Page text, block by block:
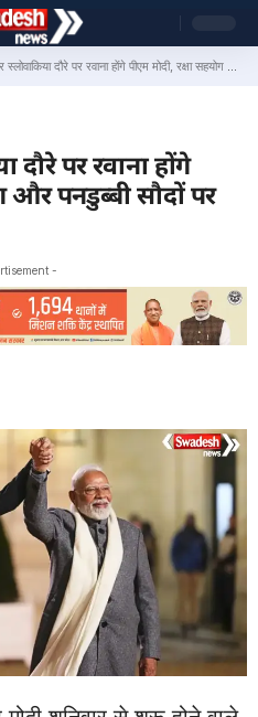
दौरे पर रवाना होंगे पीएम मोदी, रक्षा सहयोग और पनडुब्बी सौदों पर रहेगी नजर
पर रवाना होंगे
और पनडुब्बी सौदों पर
-